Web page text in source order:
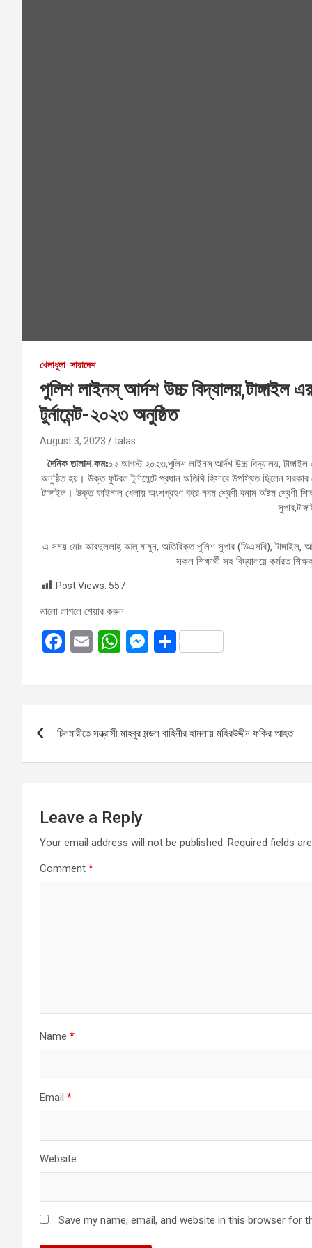
খেলাধুলা সারাদেশ
পুলিশ লাইনস্ আর্দশ উচ্চ
টুর্নামেন্ট-২০২৩ অনুষ্ঠিত
August 3, 2023 talas
দৈনিক তালাশ.কমঃ০২ আগস্ট ২০২৩,পুলিশ লাইনস্ আর্দশ উচ্চ বিদ্যালয়,
অনুষ্ঠিত হয়। উক্ত ফুটবল টুর্নামেন্টে প্রধান অতিথি হিসাবে উপস্থিত ছিলেন
টাঙ্গাইল। উক্ত ফাইনাল খেলায় অংশগ্রহণ করে নবম শ্রেণী বনাম অষ্টম শ্রেণী
এ সময় মোঃ আবদুললাহ্ আল্ মামুন, অতিরিক্ত পুলিশ সুপার (ডিএসবি), টাঙ্গাইল,
সকল শিক্ষার্থী সহ বিদ্যালয়ে কর্মরত
Post Views: 557
ভালো লাগলে শেয়ার করুন
F
ce
o
E
ail
W
at
A
M
se
g
S
ar
navigation
চিলমারীতে সন্ত্রাসী মাহবুর মন্ডল বাহিনীর হামলায় মহিরউদ্দীন ফকির আহত
Leave a Reply
Your email address will not be published. Required fields
Comment *
Name *
Email *
Website
Save my name, email, and website in this browser for